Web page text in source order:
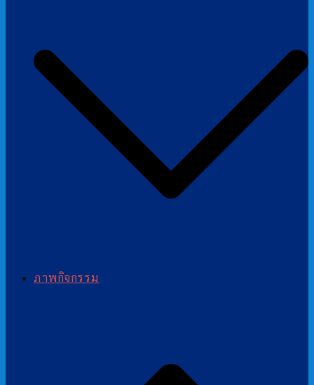
ภาพกิจกรรม